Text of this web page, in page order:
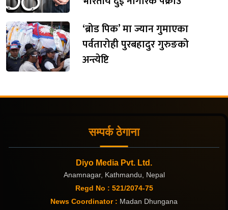
‘ब्रोड पिक’ मा ज्यान गुमाएका
पर्वतारोही पुरबहादुर गुरुङको
अन्त्येष्टि
सम्पर्क ठेगाना
Diyo Media Pvt. Ltd.
Anamnagar, Kathmandu, Nepal
Regd No : 521/2074-75
News Coordinator : Madan Dhungana